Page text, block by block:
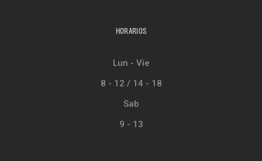
HORARIOS
Lun - Vie
8 - 12 / 14 - 18
Sab
9 - 13